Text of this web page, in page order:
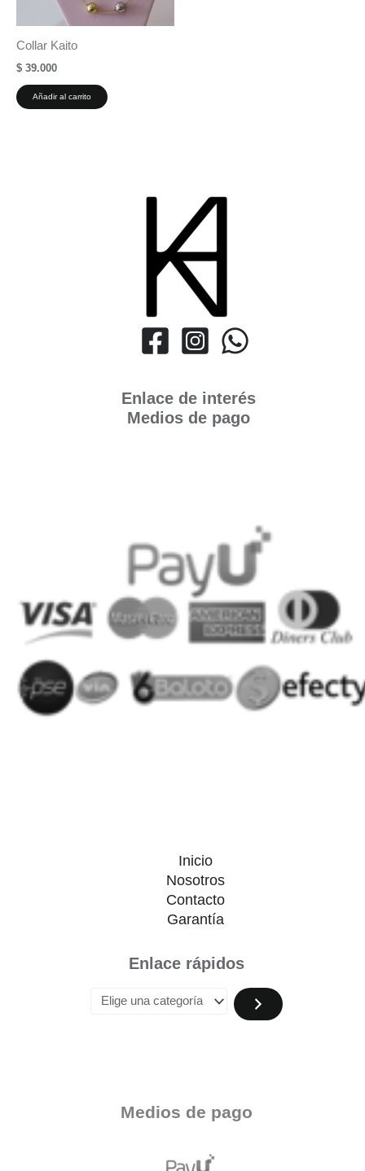
Collar Kaito
$ 39.000
Añadir al carrito
Enlace de interés
Medios de pago
Inicio
Nosotros
Contacto
Garantía
Enlace rápidos
Medios de pago